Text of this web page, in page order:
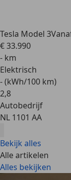
Tesla Model 3
€ 33.990
- km
Elektrisch
- (kWh/100 km)
2,8
Autobedrijf
NL 1101 AA
Bekijk alles
Alle artikelen
Alles bekijken